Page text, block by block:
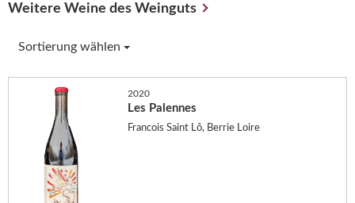
Weitere Weine des Weinguts
Sortierung wählen
2020
Les Palennes
Francois Saint Lô, Berrie Loire